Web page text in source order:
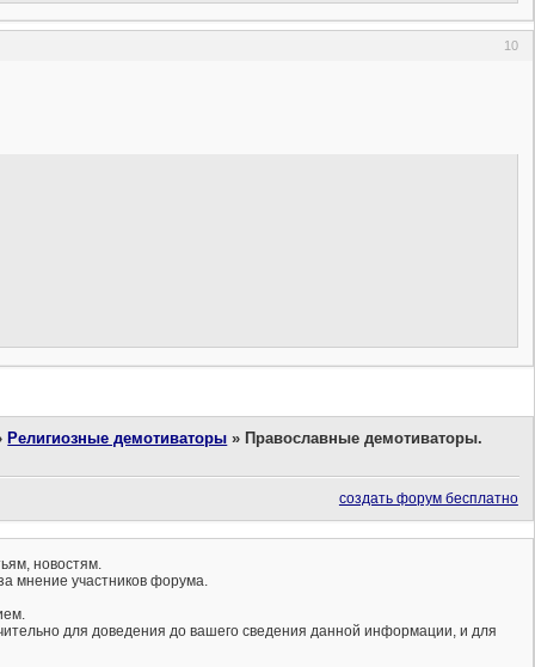
10
Религиозные демотиваторы » Православные демотиваторы.
создать форум бесплатно
новостям.
мнение участников форума.
для доведения до вашего сведения данной информации, и для